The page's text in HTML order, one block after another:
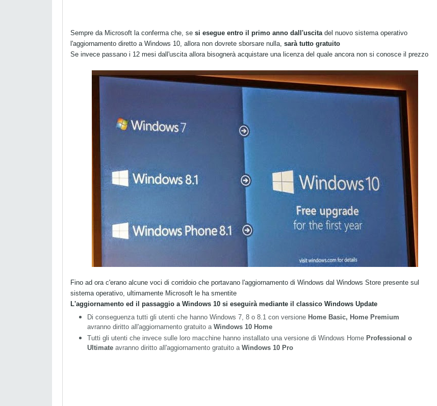
Sempre da Microsoft la conferma che, se si esegue entro il primo anno dall'uscita del nuovo sistema operativo
l'aggiornamento diretto a Windows 10, allora non dovrete sborsare nulla, sarà tutto gratuito
Se invece passano i 12 mesi dall'uscita allora bisognerà acquistare una licenza del quale ancora non si conosce il prezzo
Fino ad ora c'erano alcune voci di corridoio che portavano l'aggiornamento di Windows dal Windows Store presente sul
sistema operativo, ultimamente Microsoft le ha smentite
L'aggiornamento ed il passaggio a Windows 10 si eseguirà mediante il classico Windows Update
Di conseguenza tutti gli utenti che hanno Windows 7, 8 o 8.1 con versioneHome Basic, Home Premium
avranno diritto all'aggiornamento gratuito a Windows 10 Home
Tutti gli utenti che invece sulle loro macchine hanno installato una versione di Windows Home Professional o
Ultimateavranno diritto all'aggiornamento gratuito a Windows 10 Pro